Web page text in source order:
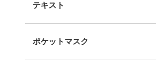
テキスト
ポケットマスク